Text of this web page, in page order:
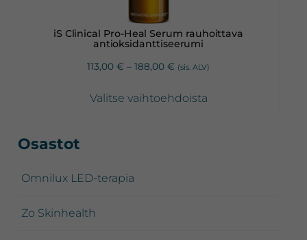
iS Clinical Pro-Heal Serum rauhoittava
antioksidanttiseerumi
113,00 € – 188,00 € Hintaluokka:
-
(sis. ALV)
Valitse vaihtoehdoista
Ensisijainen
Osastot
Omnilux LED-terapia
Zo Skinhealth